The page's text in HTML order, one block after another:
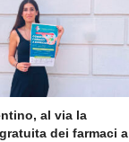
al via la
dei farmaci a